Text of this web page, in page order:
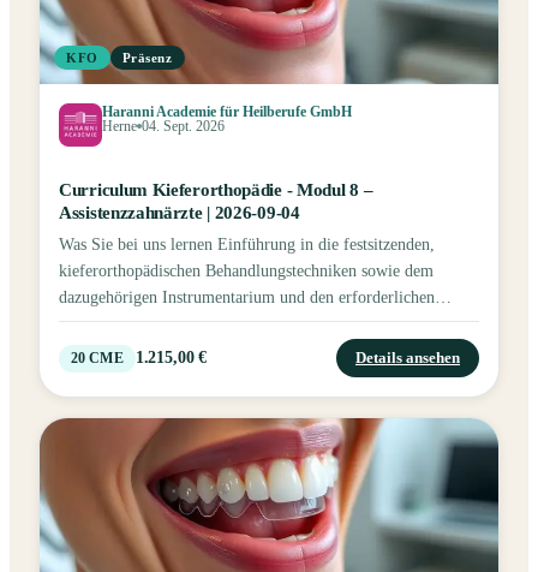
KFO Präsenz
Haranni Academie für Heilberufe GmbH
Herne 04. Sept. 2026
Curriculum Kieferorthopädie - Modul 8 –
Assistenzzahnärzte | 2026-09-04
Was Sie bei uns lernen Einführung in die festsitzenden,
kieferorthopädischen Behandlungstechniken sowie dem
dazugehörigen Instrumentarium und den erforderlichen
Materialien. Theoretische Grundlagen festsitzender
Apparaturen. Eigenständige Durchführung kleiner
orthodontischer Maßnahmen in der Praxis. Eine Fortbildung
20 CME 1.215,00 € Details ansehen